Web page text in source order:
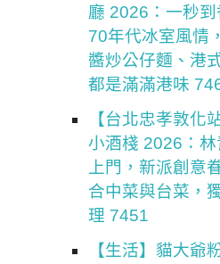
廳 2026：一秒
70年代冰室風情
醬炒公仔麵、港
都是滿滿港味
【台北忠孝敦化
小酒棧 2026：
上門，新派創意
合中菜與台菜，
理 7451
【生活】貓大爺